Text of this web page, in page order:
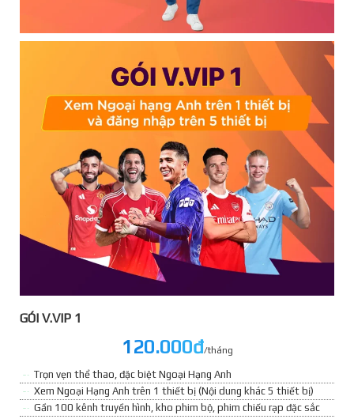
GÓI V.VIP 1
120.000đ/tháng
Trọn vẹn thể thao, đặc biệt Ngoại Hạng Anh
Xem Ngoại Hạng Anh trên 1 thiết bị (Nội dung khác 5 thiết bị)
Gần 100 kênh truyền hình, kho phim bộ, phim chiếu rạp đặc sắc